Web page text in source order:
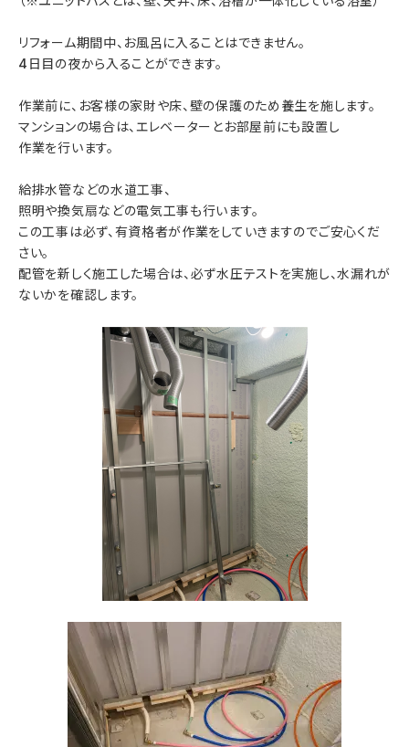
リフォーム期間中、お風呂に入ることはできません。
4日目の夜から入ることができます。
作業前に、お客様の家財や床、壁の保護のため養生を施します。
マンションの場合は、エレベーターとお部屋前にも設置し
作業を行います。
給排水管などの水道工事、
照明や換気扇などの電気工事も行います。
この工事は必ず、有資格者が作業をしていきますのでご安心くだ
さい。
配管を新しく施工した場合は、必ず水圧テストを実施し、水漏れが
ないかを確認します。